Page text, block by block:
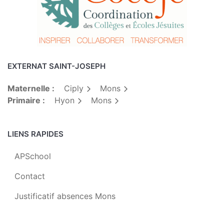
EXTERNAT SAINT-JOSEPH
Maternelle : Ciply
Mons
Primaire :
Hyon Mons
LIENS RAPIDES
APSchool
Contact
Justificatif absences Mons